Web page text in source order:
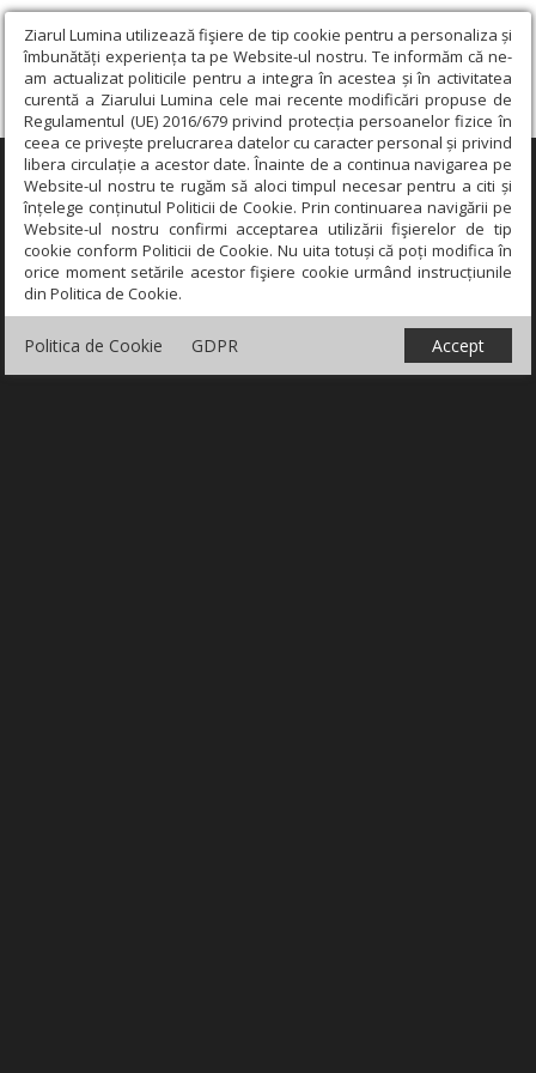
Ziarul Lumina utilizează fişiere de tip cookie pentru a personaliza și
îmbunătăți experiența ta pe Website-ul nostru. Te informăm că ne-
am actualizat politicile pentru a integra în acestea și în activitatea
curentă a Ziarului Lumina cele mai recente modificări propuse de
Regulamentul (UE) 2016/679 privind protecția persoanelor fizice în
ceea ce privește prelucrarea datelor cu caracter personal și privind
libera circulație a acestor date. Înainte de a continua navigarea pe
Website-ul nostru te rugăm să aloci timpul necesar pentru a citi și
înțelege conținutul Politicii de Cookie. Prin continuarea navigării pe
Website-ul nostru confirmi acceptarea utilizării fişierelor de tip
cookie conform Politicii de Cookie. Nu uita totuși că poți modifica în
orice moment setările acestor fişiere cookie urmând instrucțiunile
din Politica de Cookie.
Politica de Cookie GDPR Accept
×